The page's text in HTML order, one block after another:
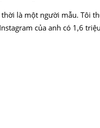
là một người mẫu. Tôi
của anh có 1,6